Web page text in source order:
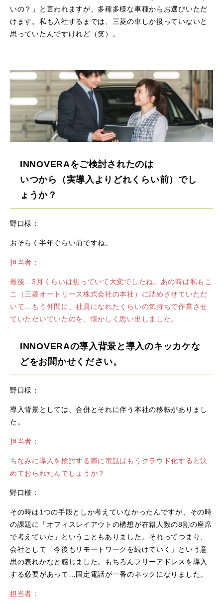
いの？」と言われますが、多種多様な車種からお選びいただ
けます。私も入社するまでは、三菱の車しか扱っていないと
思っていたんですけれど（笑）。
INNOVERAをご検討されたのは
いつから（実導入よりどれくらい前）でし
ょうか？
野口様：
おそらく半年ぐらい前ですね。
担当者：
最後…3月くらいは焦っていて大変でしたね。あの時は私もこ
こ（三菱オートリース株式会社の本社）に詰めさせていただ
いて…もう仲間に、社員になれたくらいの気持ちで作業させ
ていただいていたのを、懐かしく思い出しました。
INNOVERAの導入背景と導入のキッカケな
どをお聞かせください。
野口様：
導入背景としては、合併とそれに伴う本社の移転がありまし
た。
担当者：
ちなみに導入を検討する際に電話はもうクラウド化すると決
めておられたんでしょうか？
野口様：
その時は1つの手段としか考えていなかったんですが、その時
の課題に「オフィスレイアウトの構想が在籍人数の8割の座席
で考えていた」ということもありました。それってつまり、
会社として「今後もリモートワークを続けていく」という意
思の表れかなと感じました。もちろんフリーアドレスを導入
する必要があって…固定電話が一番のネックになりました。
担当者：